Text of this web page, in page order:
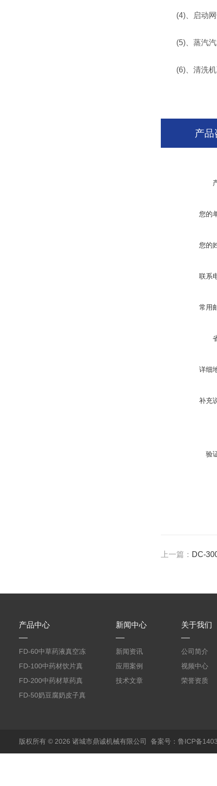
(4)、启动网
(5)、蒸汽汽
(6)、清洗机
产品
您的
您的
联系
常用
详细
补充
验
上一篇： DC-
产品中心
FD-60中草药液真空冻
干机
FD-100中药材饮片真
空冻干机
FD-200中药材草药真
空冻干机
FD-50奶豆腐奶皮子真
新闻中心
新闻资讯
应用案例
技术文章
关于我们
公司简介
视频中心
荣誉资质
版权所有 © 2026 诸城市鼎诚机械有限公司 备案号：鲁ICP备